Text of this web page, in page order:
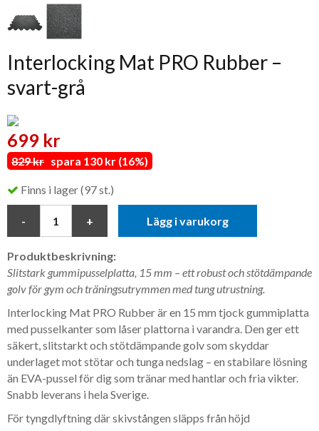
Interlocking Mat PRO Rubber –
svart-grå
699 kr
829 kr spara 130 kr (16%)
Finns i lager (97 st.)
Lägg i varukorg
Produktbeskrivning:
Slitstark gummipusselplatta, 15 mm – ett robust och stötdämpande
golv för gym och träningsutrymmen med tung utrustning.
Interlocking Mat PRO Rubber är en 15 mm tjock gummiplatta
med pusselkanter som låser plattorna i varandra. Den ger ett
säkert, slitstarkt och stötdämpande golv som skyddar
underlaget mot stötar och tunga nedslag – en stabilare lösning
än EVA-pussel för dig som tränar med hantlar och fria vikter.
Snabb leverans i hela Sverige.
För tyngdlyftning där skivstången släpps från höjd